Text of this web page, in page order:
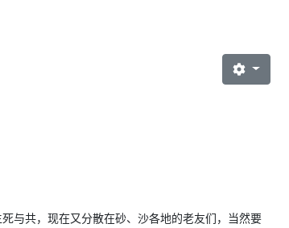
与共，现在又分散在砂、沙各地的老友们，当然要